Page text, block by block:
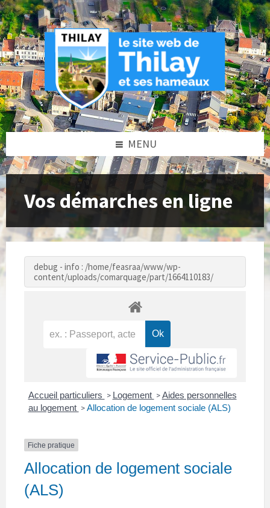
Skip
to
content
Skip
to
left
sidebar
Skip
to
footer
MENU
Vos démarches en ligne
debug - info : /home/feasraa/www/wp-
content/uploads/comarquage/part/1664110183/
Accueil particuliers > Logement > Aides personnelles
au logement > Allocation de logement sociale (ALS)
Fiche pratique
Allocation de logement sociale
(ALS)